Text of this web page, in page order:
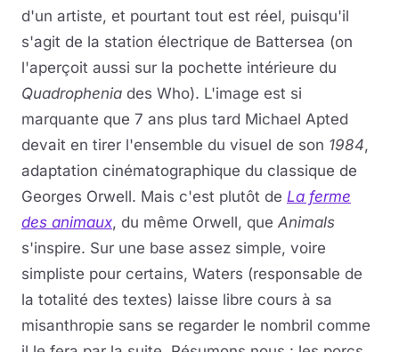
d'un artiste, et pourtant tout est réel, puisqu'il
s'agit de la station électrique de Battersea (on
l'aperçoit aussi sur la pochette intérieure du
Quadrophenia des Who). L'image est si
marquante que 7 ans plus tard Michael Apted
devait en tirer l'ensemble du visuel de son 1984,
adaptation cinématographique du classique de
Georges Orwell. Mais c'est plutôt de La ferme
des animaux, du même Orwell, que Animals
s'inspire. Sur une base assez simple, voire
simpliste pour certains, Waters (responsable de
la totalité des textes) laisse libre cours à sa
misanthropie sans se regarder le nombril comme